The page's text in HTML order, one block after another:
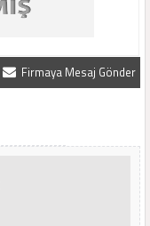
Firmaya Mesaj Gönder